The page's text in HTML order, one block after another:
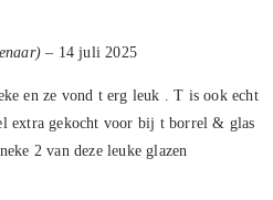
– 14 juli 2025
en ze vond t erg leuk . T is ook echt
extra gekocht voor bij t borrel & glas
2 van deze leuke glazen